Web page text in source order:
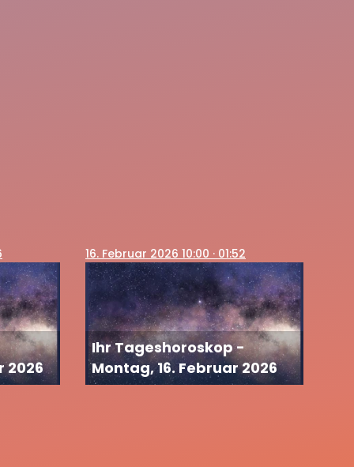
2026
16. Februar 2026 10:00 · 01:52
Ihr Tageshoroskop -
Montag, 16. Februar 2026